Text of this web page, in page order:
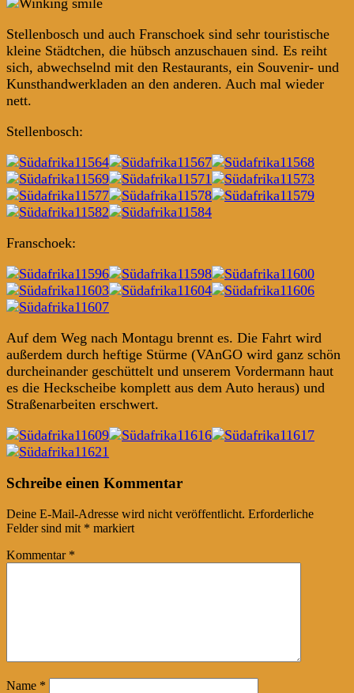
Stellenbosch und auch Franschoek sind sehr touristische
kleine Städtchen, die hübsch anzuschauen sind. Es reiht
sich, abwechselnd mit den Restaurants, ein Souvenir- und
Kunsthandwerkladen an den anderen. Auch mal wieder
nett.
Stellenbosch:
Franschoek:
Auf dem Weg nach Montagu brennt es. Die Fahrt wird
außerdem durch heftige Stürme (VAnGO wird ganz schön
durcheinander geschüttelt und unserem Vordermann haut
es die Heckscheibe komplett aus dem Auto heraus) und
Straßenarbeiten erschwert.
Post
navigation
←
→
Schreibe einen Kommentar
Deine E-Mail-Adresse wird nicht veröffentlicht. Erforderliche
Felder sind mit * markiert
Kommentar *
Name *